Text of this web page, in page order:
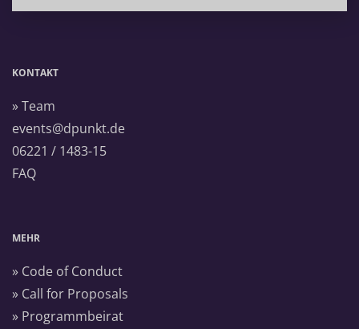
KONTAKT
» Team
events@dpunkt.de
06221 / 1483-15
FAQ
MEHR
» Code of Conduct
» Call for Proposals
» Programmbeirat